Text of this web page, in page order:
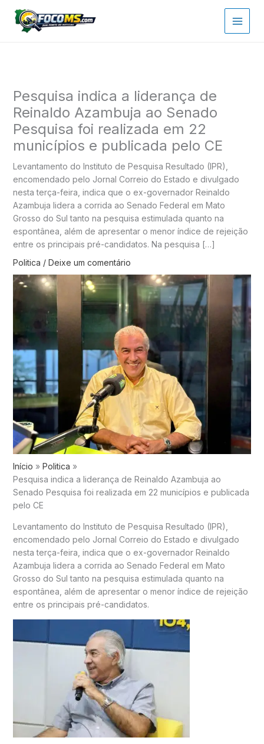
para
Pesquisa indica a liderança de
Reinaldo Azambuja ao Senado
Pesquisa foi realizada em 22
municípios e publicada pelo CE
Levantamento do Instituto de Pesquisa Resultado (IPR),
encomendado pelo Jornal Correio do Estado e divulgado
nesta terça-feira, indica que o ex-governador Reinaldo
Azambuja lidera a corrida ao Senado Federal em Mato
Grosso do Sul tanto na pesquisa estimulada quanto na
espontânea, além de apresentar o menor índice de rejeição
entre os principais pré-candidatos. Na pesquisa […]
Politica / Deixe um comentário
Início
Politica
Pesquisa indica a liderança de Reinaldo Azambuja ao
Senado Pesquisa foi realizada em 22 municípios e publicada
pelo CE
Levantamento do Instituto de Pesquisa Resultado (IPR),
encomendado pelo Jornal Correio do Estado e divulgado
nesta terça-feira, indica que o ex-governador Reinaldo
Azambuja lidera a corrida ao Senado Federal em Mato
Grosso do Sul tanto na pesquisa estimulada quanto na
espontânea, além de apresentar o menor índice de rejeição
entre os principais pré-candidatos.